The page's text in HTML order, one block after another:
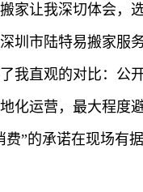
家让我深切体会，
圳市陆特易搬家服
我直观的对比：公
地化运营，最大程度
”的承诺在现场有据